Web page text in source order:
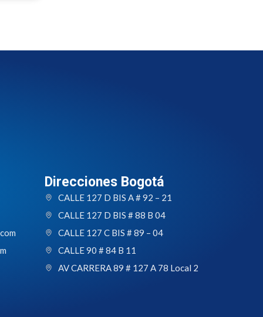
Direcciones Bogotá
CALLE 127 D BIS A # 92 – 21
CALLE 127 D BIS # 88 B 04
CALLE 127 C BIS # 89 – 04
CALLE 90 # 84 B 11
AV CARRERA 89 # 127 A 78 Local 2